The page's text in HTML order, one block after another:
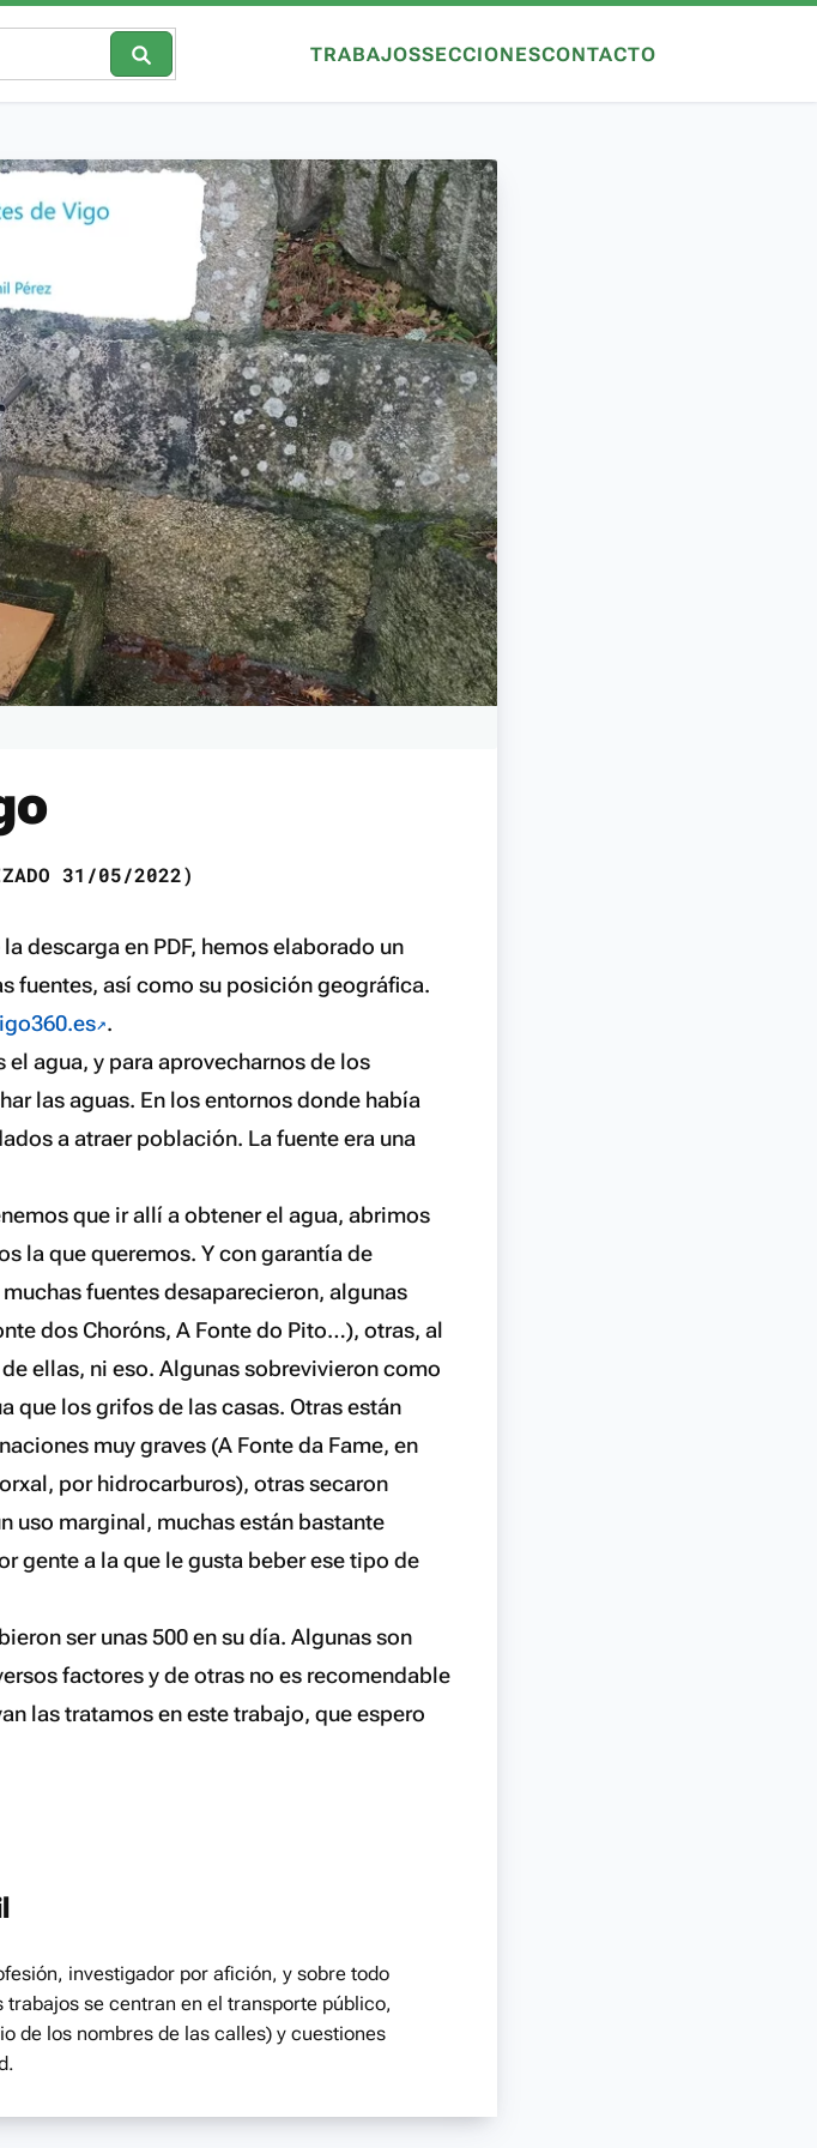
TRABAJOSSECCIONESCONTACTO
31/05/2022)
descarga en PDF, hemos elaborado un
fuentes, así como su posición geográfica.
.
el agua, y para aprovecharnos de los
las aguas. En los entornos donde había
a atraer población. La fuente era una
que ir allí a obtener el agua, abrimos
la que queremos. Y con garantía de
fuentes desaparecieron, algunas
dos Choróns, A Fonte do Pito…), otras, al
ellas, ni eso. Algunas sobrevivieron como
que los grifos de las casas. Otras están
muy graves (A Fonte da Fame, en
por hidrocarburos), otras secaron
uso marginal, muchas están bastante
gente a la que le gusta beber ese tipo de
ser unas 500 en su día. Algunas son
factores y de otras no es recomendable
las tratamos en este trabajo, que espero
investigador por afición, y sobre todo
se centran en el transporte público,
de los nombres de las calles) y cuestiones